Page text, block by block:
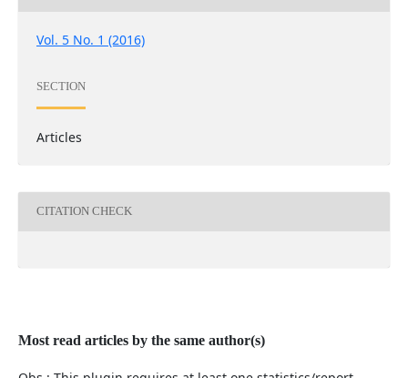
Vol. 5 No. 1 (2016)
SECTION
Articles
CITATION CHECK
Most read articles by the same author(s)